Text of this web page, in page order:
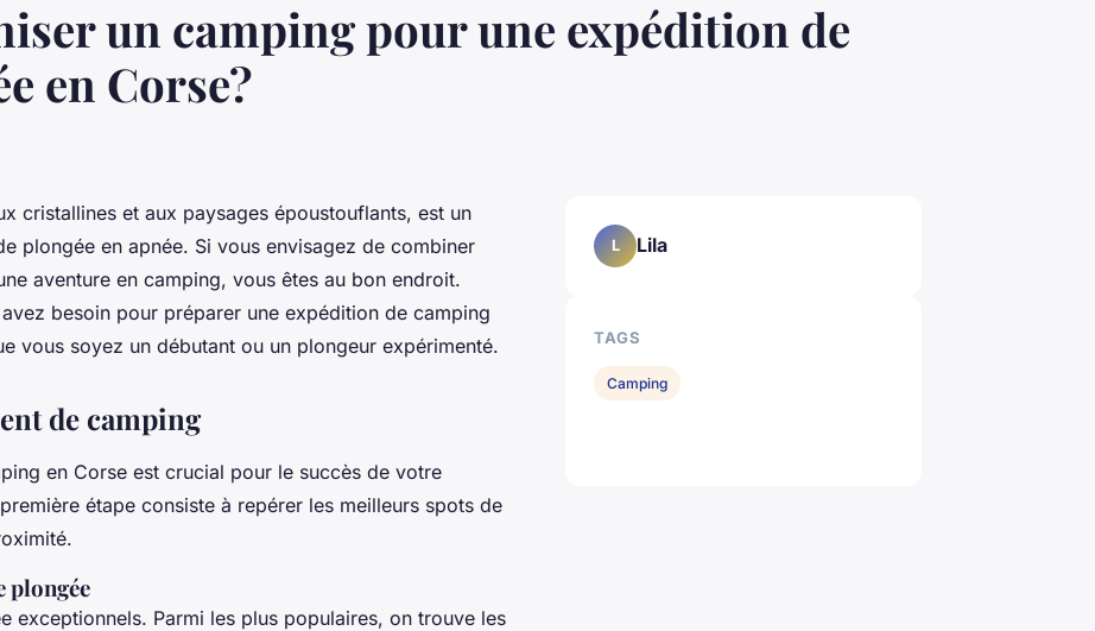
un camping pour une expédition de
en Corse?
cristallines et aux paysages époustouflants, est un
plongée en apnée. Si vous envisagez de combiner
aventure en camping, vous êtes au bon endroit.
besoin pour préparer une expédition de camping
vous soyez un débutant ou un plongeur expérimenté.
de camping
en Corse est crucial pour le succès de votre
étape consiste à repérer les meilleurs spots de
plongée
exceptionnels. Parmi les plus populaires, on trouve les
L Lila
TAGS
Camping